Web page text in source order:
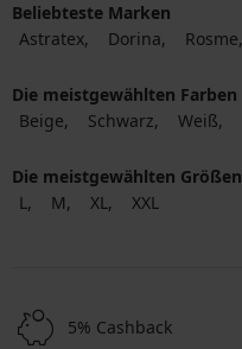
Beliebteste Marken
Astratex
Dorina Rosme
Die meistgewählten Farben
Beige
Schwarz Weiß
Die meistgewählten Größen
L
M XL XXL
5% Cashback